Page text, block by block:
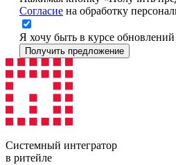
Согласие на обработку
Я хочу быть в курсе
Получить предложение
Системный интегратор
в ритейле